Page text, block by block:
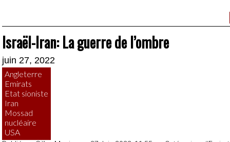
Israël-Iran: La guerre de l’ombre
juin 27, 2022
Angleterre
Emirats
Etat sioniste
Iran
Mossad
nucléaire
USA